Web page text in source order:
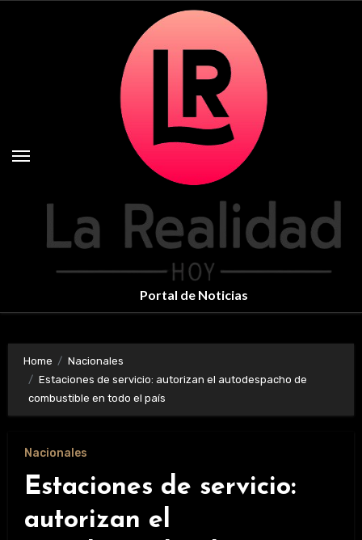
Portal de Noticias
Home
Nacionales
Estaciones de servicio: autorizan el autodespacho de
combustible en todo el país
Nacionales
Estaciones de servicio:
autorizan el